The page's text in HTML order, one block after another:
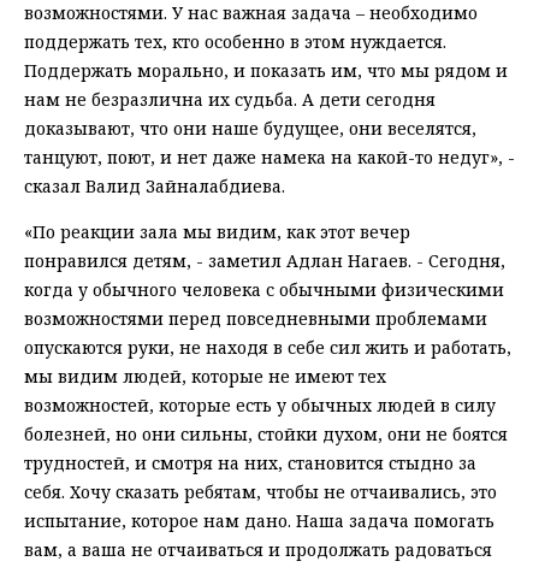
возможностями. У нас важная задача – необходимо
поддержать тех, кто особенно в этом нуждается.
Поддержать морально, и показать им, что мы рядом и
нам не безразлична их судьба. А дети сегодня
доказывают, что они наше будущее, они веселятся,
танцуют, поют, и нет даже намека на какой-то недуг», -
сказал Валид Зайналабдиева.
«По реакции зала мы видим, как этот вечер
понравился детям, - заметил Адлан Нагаев. - Сегодня,
когда у обычного человека с обычными физическими
возможностями перед повседневными проблемами
опускаются руки, не находя в себе сил жить и работать,
мы видим людей, которые не имеют тех
возможностей, которые есть у обычных людей в силу
болезней, но они сильны, стойки духом, они не боятся
трудностей, и смотря на них, становится стыдно за
себя. Хочу сказать ребятам, чтобы не отчаивались, это
испытание, которое нам дано. Наша задача помогать
вам, а ваша не отчаиваться и продолжать радоваться